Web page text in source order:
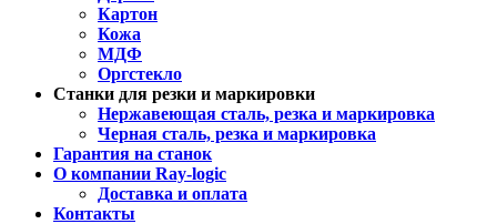
Картон
Кожа
МДФ
Оргстекло
Станки для резки и маркировки
Нержавеющая сталь, резка и маркировка
Черная сталь, резка и маркировка
Гарантия на станок
О компании Ray-logic
Доставка и оплата
Контакты